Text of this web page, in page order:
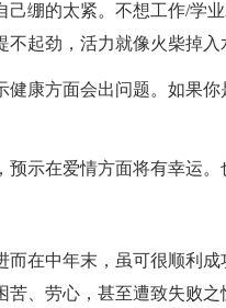
己绷的太紧。不想工作/学
起劲，活力就像火柴掉入
健康方面会出问题。如果
示在爱情方面将有幸运。
而在中年末，虽可很顺利
苦、劳心，甚至遭致失败